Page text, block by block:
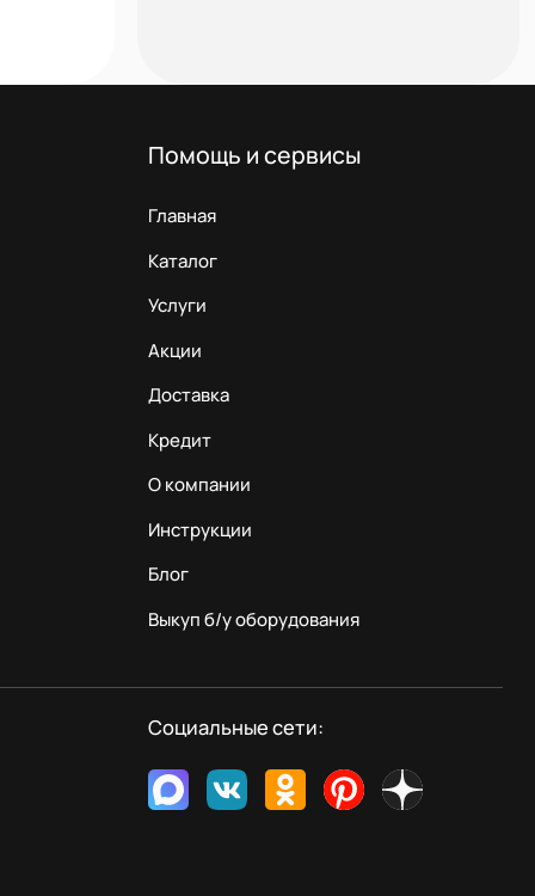
Помощь и сервисы
Главная
Каталог
Услуги
Акции
Доставка
Кредит
О компании
Инструкции
Блог
Выкуп б/у оборудования
Социальные сети: